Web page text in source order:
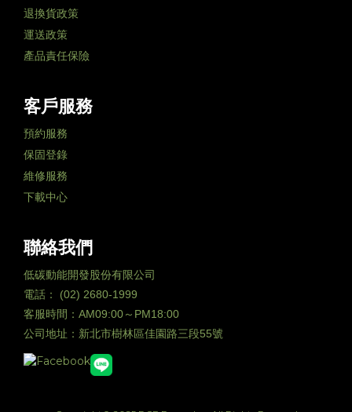
退換貨政策
運送政策
產品責任保險
客戶服務
預約服務
保固登錄
維修服務
下載中心
聯絡我們
低碳動能開發股份有限公司
電話： (02) 2680-1999
客服時間：AM09:00～PM18:00
公司地址：新北市樹林區佳園路三段55號